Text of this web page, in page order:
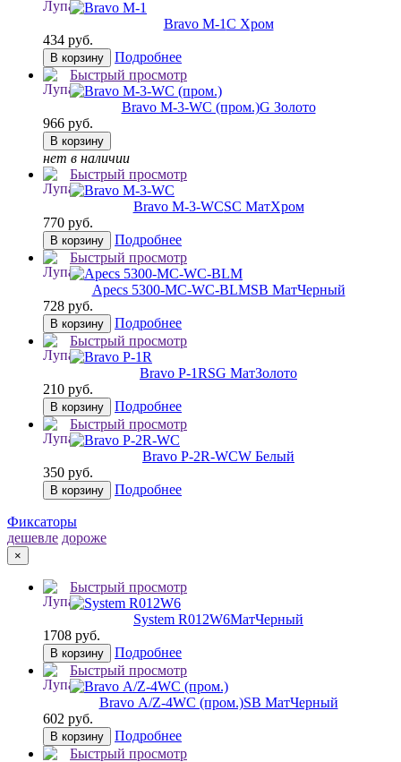
Bravo M-1C Хром
434 руб.
В корзину
Подробнее
Быстрый просмотр
Bravo M-3-WC (пром.)G Золото
966 руб.
В корзину
нет в наличии
Быстрый просмотр
Bravo M-3-WCSC МатХром
770 руб.
В корзину
Подробнее
Быстрый просмотр
Apecs 5300-MC-WC-BLMSB МатЧерный
728 руб.
В корзину
Подробнее
Быстрый просмотр
Bravo P-1RSG МатЗолото
210 руб.
В корзину
Подробнее
Быстрый просмотр
Bravo P-2R-WCW Белый
350 руб.
В корзину Подробнее
Фиксаторы
дешевле дороже
×
Быстрый просмотр
System R012W6МатЧерный
1708 руб.
В корзину
Подробнее
Быстрый просмотр
Bravo А/Z-4WC (пром.)SB МатЧерный
602 руб.
В корзину
Подробнее
Быстрый просмотр